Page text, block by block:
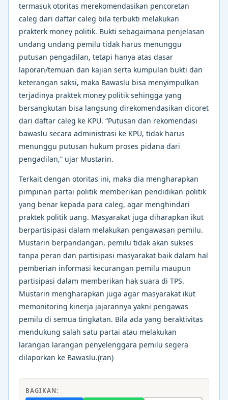
termasuk otoritas merekomendasikan pencoretan
caleg dari daftar caleg bila terbukti melakukan
prakterk money politik. Bukti sebagaimana penjelasan
undang undang pemilu tidak harus menunggu
putusan pengadilan, tetapi hanya atas dasar
laporan/temuan dan kajian serta kumpulan bukti dan
keterangan saksi, maka Bawaslu bisa menyimpulkan
terjadinya praktek money politik sehingga yang
bersangkutan bisa langsung direkomendasikan dicoret
dari daftar caleg ke KPU. “Putusan dan rekomendasi
bawaslu secara administrasi ke KPU, tidak harus
menunggu putusan hukum proses pidana dari
pengadilan,” ujar Mustarin.
Terkait dengan otoritas ini, maka dia mengharapkan
pimpinan partai politik memberikan pendidikan politik
yang benar kepada para caleg, agar menghindari
praktek politik uang. Masyarakat juga diharapkan ikut
berpartisipasi dalam melakukan pengawasan pemilu.
Mustarin berpandangan, pemilu tidak akan sukses
tanpa peran dan partisipasi masyarakat baik dalam hal
pemberian informasi kecurangan pemilu maupun
partisipasi dalam memberikan hak suara di TPS.
Mustarin mengharapkan juga agar masyarakat ikut
memonitoring kinerja jajarannya yakni pengawas
pemilu di semua tingkatan. Bila ada yang beraktivitas
mendukung salah satu partai atau melakukan
larangan larangan penyelenggara pemilu segera
dilaporkan ke Bawaslu.(ran)
BAGIKAN: